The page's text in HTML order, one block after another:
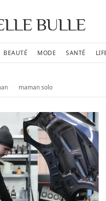
BULLE
BEAUTÉ MODE SANTÉ
maman solo